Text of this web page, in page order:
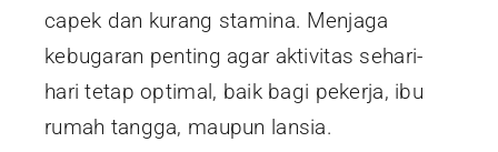
capek dan kurang stamina. Menjaga
kebugaran penting agar aktivitas sehari-
hari tetap optimal, baik bagi pekerja, ibu
rumah tangga, maupun lansia.